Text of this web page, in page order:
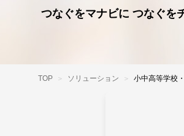
つなぐをマナビに つなぐを
TOP ソリューション 小中高等学校